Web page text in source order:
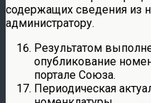
содержащих сведения из
администратору.
Результатом
опубликование
портале Союза.
Периодическая